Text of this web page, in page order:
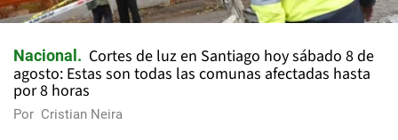
Nacional
Cortes de luz en Santiago hoy sábado 8 de
agosto: Estas son todas las comunas afectadas hasta
por 8 horas
Por Cristian Neira